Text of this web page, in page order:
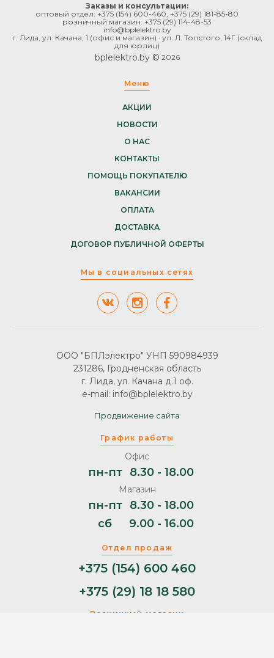
Заказы и консультации:
оптовый отдел: +375 (154) 600-460 +375 (29) 181-85-80
розничный магазин: +375 (29) 114-48-53
info@bplelektro.by
г. Лида, ул. Качана, 1 (офис и магазин) · ул. Л. Толстого, 14Г (склад
для юрлиц)
bplelektro.by © 2026
Меню
АКЦИИ
НОВОСТИ
О НАС
КОНТАКТЫ
ПОМОЩЬ ПОКУПАТЕЛЮ
ВАКАНСИИ
ОПЛАТА
ДОСТАВКА
ДОГОВОР ПУБЛИЧНОЙ ОФЕРТЫ
Мы в социальных сетях
Отдел продаж
+375 (154) 600 460
+375 (29) 18 18 580
Розничный магазин
График работы
Офис
пн-пт 8.30 - 18.00
Магазин
пн-пт
8.30 - 18.00
сб
9.00 - 16.00
ООО "БПЛэлектро" УНП 590984939
231286, Гродненская область
г. Лида, ул. Качана д.1 оф.
e-mail: info@bplelektro.by
Продвижение сайта